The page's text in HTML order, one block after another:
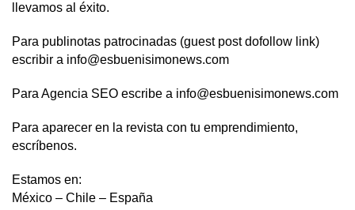
llevamos al éxito.
Para publinotas patrocinadas (guest post dofollow link)
escribir a info@esbuenisimonews.com
Para Agencia SEO escribe a info@esbuenisimonews.com
Para aparecer en la revista con tu emprendimiento,
escríbenos.
Estamos en:
México – Chile – España